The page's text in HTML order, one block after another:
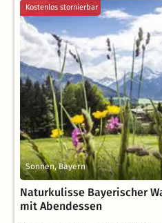
Kostenlos stornierbar
Sonnen, Bayern
Naturkulisse Bayerischer
mit Abendessen